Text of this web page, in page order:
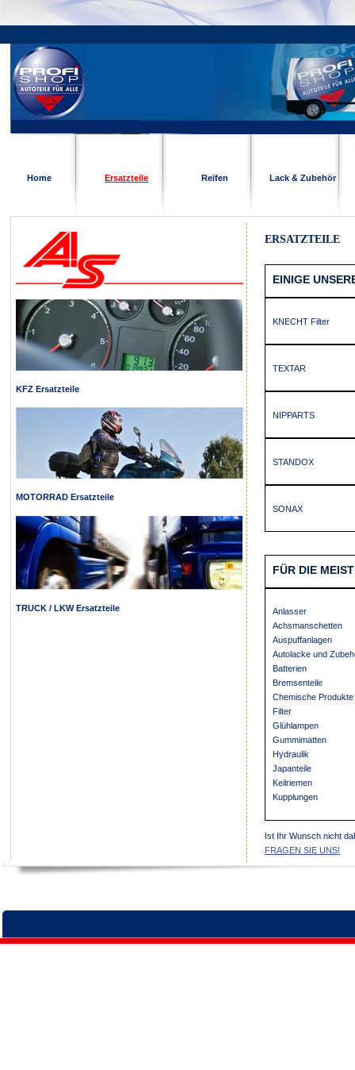
Home Ersatzteile Reifen Lack & Zubehör
KFZ Ersatzteile
MOTORRAD Ersatzteile
TRUCK / LKW Ersatzteile
ERSATZTEILE
EINIGE
KNECHT Filter
TEXTAR
NIPPARTS
STANDOX
SONAX
FÜR DIE
Anlasser
Achsmanschetten
Auspuffanlagen
Autolacke und
Batterien
Bremsenteile
Chemische Produkte
Filter
Glühlampen
Gummimatten
Hydraulik
Japanteile
Keilriemen
Kupplungen
Ist Ihr Wunsch nicht
FRAGEN SIE UNS!